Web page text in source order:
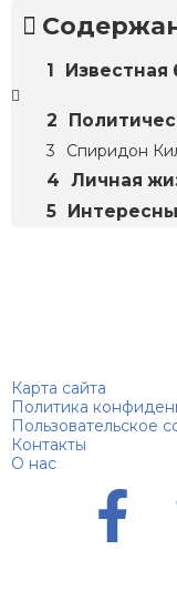
Известная
Спиридон
Личная
Карта сайта
Политика
Пользовательское
Контакты
О нас